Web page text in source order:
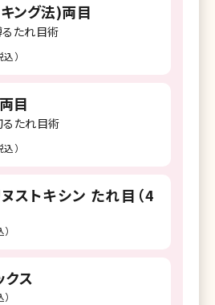
ック 藤沢院
ック 横須賀中央院
ック 千葉センシティ院
ック 柏院
ック 流山おおたかの森院
ック 宇都宮院
ック 名古屋駅本院
ング法)両目
たれ目術
込）
目
たれ目術
込）
ストキシン たれ目（4
クス